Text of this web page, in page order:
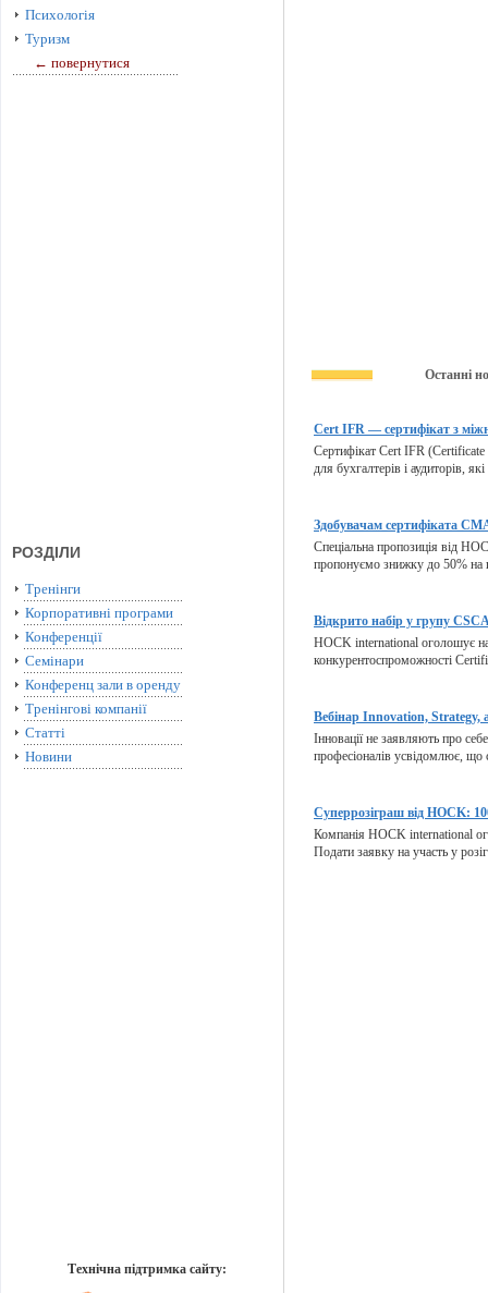
Психологія
Туризм
← повернутися
РОЗДІЛИ
Тренінги
Корпоративні програми
Конференції
Семінари
Конференц зали в оренду
Тренінгові компанії
Статті
Новини
Технічна підтримка сайту:
Останні
Cert IFR — сертифікат з
Сертифікат Cert IFR
для бухгалтерів і аудиторів,
Здобувачам сертифіката
Спеціальна пропозиція від
пропонуємо знижку до 50% на
Відкрито набір у групу
HOCK international оголошує
конкурентоспроможності
Вебінар Innovation,
Інновації не заявляють про
професіоналів усвідомлює, що
Суперрозіграш від HOCK:
Компанія HOCK international
Подати заявку на участь у